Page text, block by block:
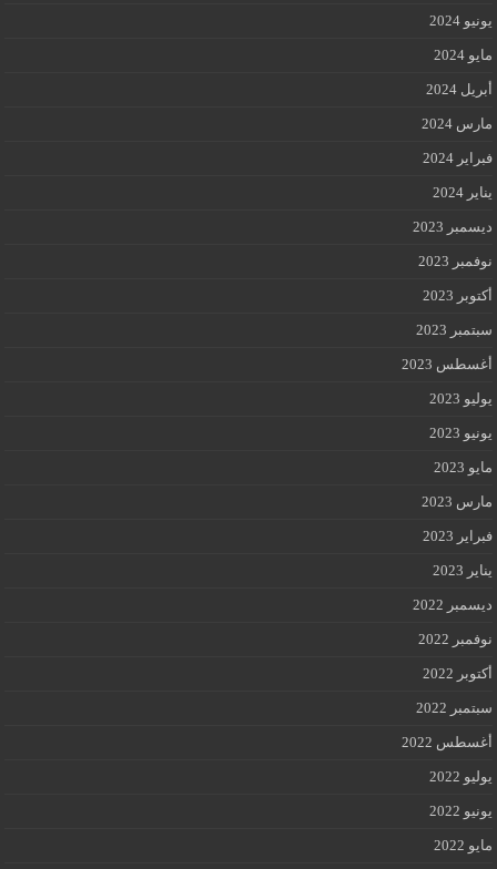
يونيو 2024
مايو 2024
أبريل 2024
مارس 2024
فبراير 2024
يناير 2024
ديسمبر 2023
نوفمبر 2023
أكتوبر 2023
سبتمبر 2023
أغسطس 2023
يوليو 2023
يونيو 2023
مايو 2023
مارس 2023
فبراير 2023
يناير 2023
ديسمبر 2022
نوفمبر 2022
أكتوبر 2022
سبتمبر 2022
أغسطس 2022
يوليو 2022
يونيو 2022
مايو 2022